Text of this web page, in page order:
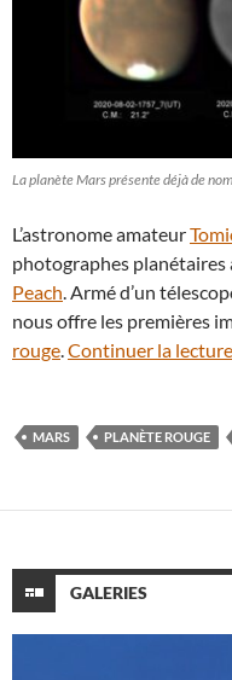
La planète Mars présente déjà de
L’astronome amateur
photographes planétaires
Peach. Armé d’un
nous offre les premières
rouge.Continuer la
MARS PLANÈTE ROUGE
GALERIES